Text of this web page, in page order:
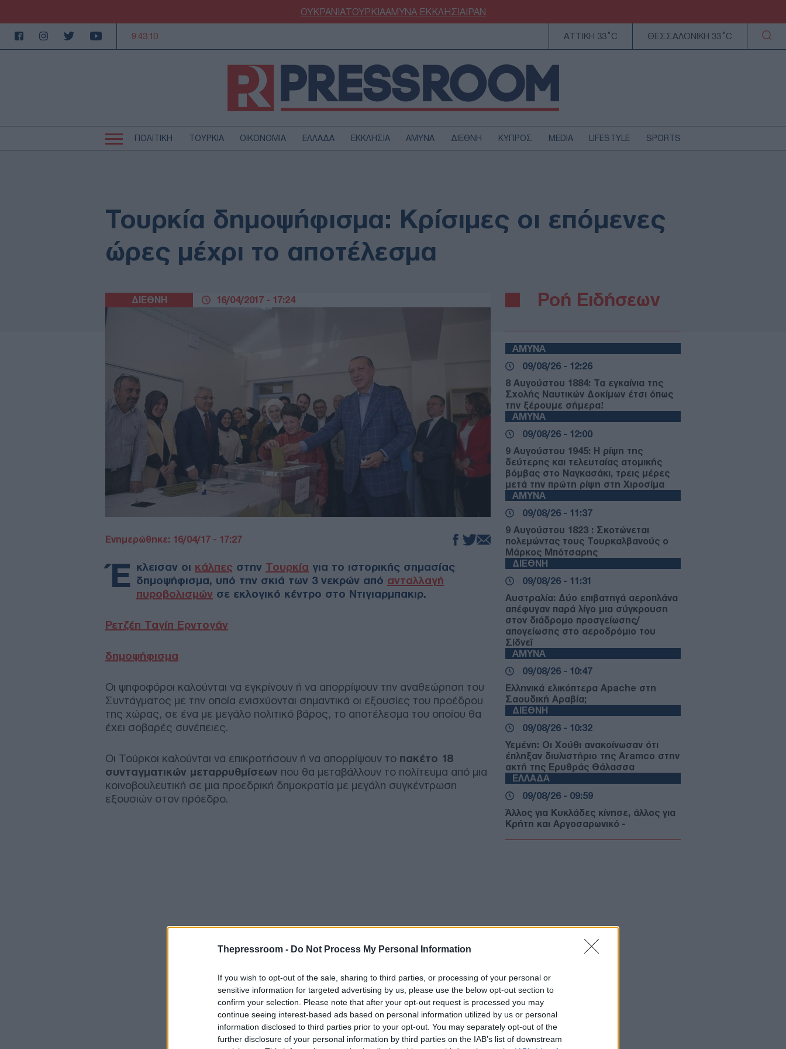
Thepressroom - Do Not Process My Personal Information
If you wish to opt-out of the sale, sharing to third parties, or processing of your personal or
sensitive information for targeted advertising by us, please use the below opt-out section to
confirm your selection. Please note that after your opt-out request is processed you may
continue seeing interest-based ads based on personal information utilized by us or personal
information disclosed to third parties prior to your opt-out. You may separately opt-out of the
further disclosure of your personal information by third parties on the IAB’s list of downstream
ΟΥΚΡΑΝΙΑΤΟΥΡΚΙΑΑΜΥΝΑΕΚΚΛΗΣΙΑΙΡΑΝ
9:43:11 ΑΤΤΙΚΗ 33°C ΘΕΣΣΑΛΟΝΙΚΗ 33°C
ΠΟΛΙΤΙΚΗ ΤΟΥΡΚΙΑ ΟΙΚΟΝΟΜΙΑ ΕΛΛΑΔΑ ΕΚΚΛΗΣΙΑ ΑΜΥΝΑ ΔΙΕΘΝΗ ΚΥΠΡΟΣ MEDIA LIFESTYLE SPORTS
AUTO - MOTO
ΓΑΣΤΡΟΝΟΜΙΑ ΥΓΕΙΑ
ΤΕΧΝΟΛΟΓΙΑ
ΠΑΡΑΞΕΝΑ
Τουρκία δημοψήφισμα: Κρίσιμες οι επόμενες
ώρες μέχρι το αποτέλεσμα
ΔΙΕΘΝΗ 16/04/2017 - 17:24
Ενημερώθηκε: 16/04/17 - 17:27
Έ κλεισαν οι κάλπες στην Τουρκία για το ιστορικής σημασίας
δημοψήφισμα, υπό την σκιά των 3 νεκρών από ανταλλαγή
πυροβολισμών σε εκλογικό κέντρο στο Ντιγιαρμπακιρ.
Ρετζέπ Ταγίπ Ερντογάν
δημοψήφισμα
Οι ψηφοφόροι καλούνται να εγκρίνουν ή να απορρίψουν την αναθεώρηση του
Συντάγματος με την οποία ενισχύονται σημαντικά οι εξουσίες του προέδρου
της χώρας, σε ένα με μεγάλο πολιτικό βάρος, το αποτέλεσμα του οποίου θα
έχει σοβαρές συνέπειες.
Οι Τούρκοι καλούνται να επικροτήσουν ή να απορρίψουν το πακέτο 18
συνταγματικών μεταρρυθμίσεων που θα μεταβάλλουν το πολίτευμα από μια
κοινοβουλευτική σε μια προεδρική δημοκρατία με μεγάλη συγκέντρωση
εξουσιών στον πρόεδρο.
Ροή Ειδήσεων
ΑΜΥΝΑ
09/08/26 - 12:26
8 Αυγούστου 1884: Τα εγκαίνια της
Σχολής Ναυτικών Δοκίμων έτσι όπως
την ξέρουμε σήμερα!
ΑΜΥΝΑ
09/08/26 - 12:00
9 Αυγούστου 1945: Η ρίψη της
δεύτερης και τελευταίας ατομικής
βόμβας στο Ναγκασάκι, τρεις μέρες
μετά την πρώτη ρίψη στη Χιροσίμα
ΑΜΥΝΑ
09/08/26 - 11:37
9 Αυγούστου 1823 : Σκοτώνεται
πολεμώντας τους Τουρκαλβανούς ο
Μάρκος Μπότσαρης
ΔΙΕΘΝΗ
09/08/26 - 11:31
Αυστραλία: Δύο επιβατηγά αεροπλάνα
απέφυγαν παρά λίγο μια σύγκρουση
στον διάδρομο προσγείωσης/
απογείωσης στο αεροδρόμιο του
Σίδνεϊ
ΑΜΥΝΑ
09/08/26 - 10:47
Ελληνικά ελικόπτερα Apache στη
Σαουδική Αραβία;
ΔΙΕΘΝΗ
09/08/26 - 10:32
Υεμένη: Οι Χούθι ανακοίνωσαν ότι
έπληξαν διυλιστήριο της Aramco στην
ακτή της Ερυθράς Θάλασσα
ΕΛΛΑΔΑ
09/08/26 - 09:59
Άλλος για Κυκλάδες κίνησε, άλλος για
Κρήτη και Αργοσαρωνικό -
Απλοποιείται η διαδικασία έκδοσης
ΔΙΕΘΝΗ
09/08/26 - 09:00
Πεζεσκιάν: «Τώρα είναι η καλύτερη
στιγμή» για συμφωνία – «Να βγούμε
από το ούτε πόλεμος ούτε ειρήνη»